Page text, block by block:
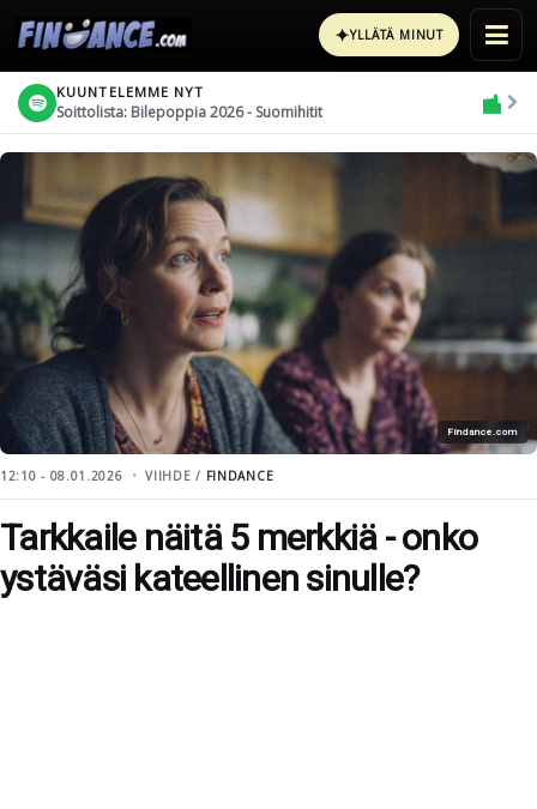
✦YLLÄTÄ MINUT
KUUNTELEMME NYT
Soittolista: Bilepoppia 2026 - Suomihitit
Findance.com
12:10 - 08.01.2026 VIIHDE / FINDANCE
Tarkkaile näitä 5 merkkiä - onko
ystäväsi kateellinen sinulle?